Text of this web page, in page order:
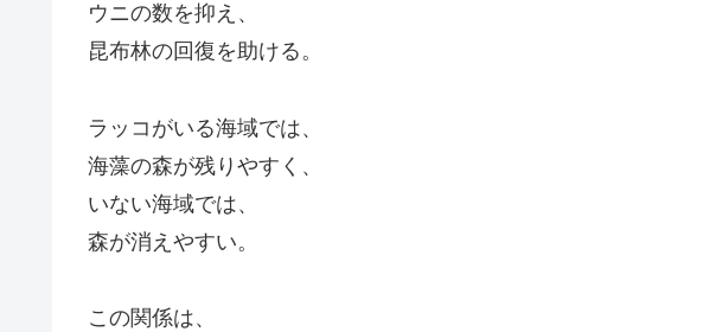
ウニの数を抑え、
昆布林の回復を助ける。
ラッコがいる海域では、
海藻の森が残りやすく、
いない海域では、
森が消えやすい。
この関係は、